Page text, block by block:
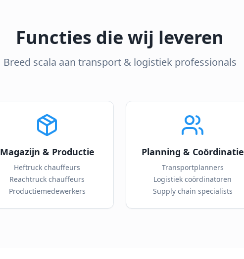
Functies die wij leveren
Breed scala aan transport & logistiek professionals
Magazijn & Productie
Heftruck chauffeurs
Reachtruck chauffeurs
Productiemedewerkers
Planning & Coördinatie
Transportplanners
Logistiek coördinatoren
Supply chain specialists